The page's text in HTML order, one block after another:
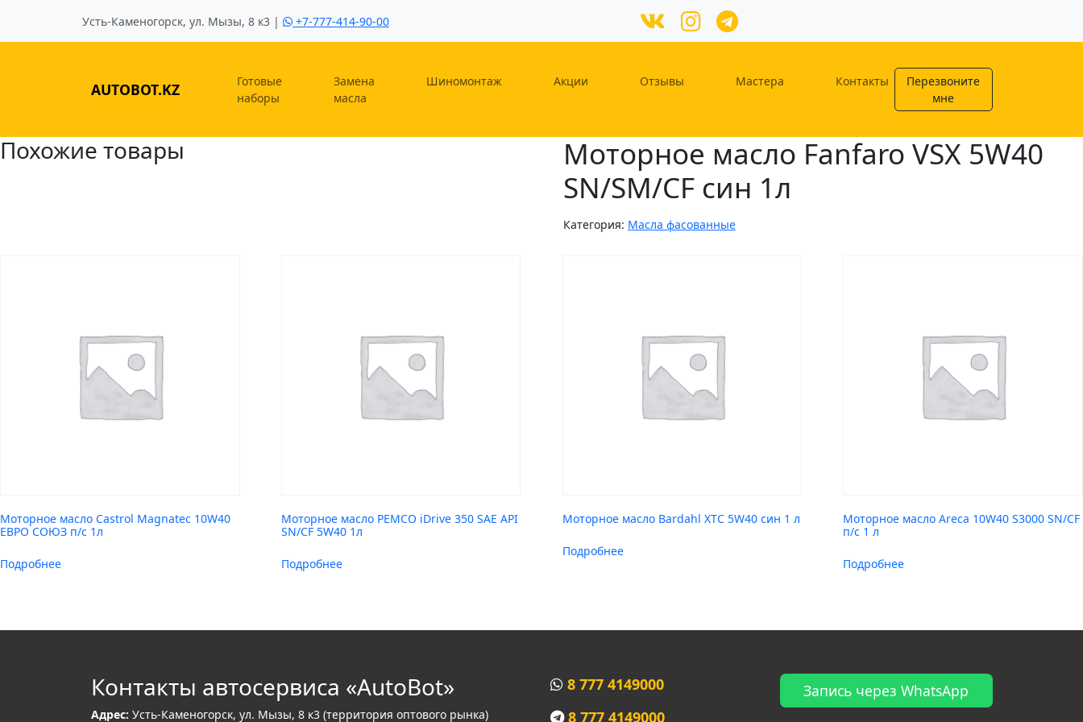
Усть-Каменогорск, ул. Мызы, 8 к3 | +7-777-414-90-00
AUTOBOT.KZ
Готовые
наборы
Замена
масла
Шиномонтаж Акции Отзывы Мастера Контакты
Перезвоните
мне
Моторное масло Fanfaro VSX 5W40
SN/SM/CF син 1л
Категория: Масла фасованные
Похожие товары
Моторное масло Castrol Magnatec 10W40
ЕВРО СОЮЗ п/с 1л
Подробнее
Моторное масло PEMCO iDrive 350 SAE API
SN/CF 5W40 1л
Подробнее
Моторное масло Bardahl XTC 5W40 син 1 л
Подробнее
Моторное масло Areca 10W40 S3000 SN/CF
п/с 1 л
Подробнее
Контакты автосервиса «AutoBot»
Адрес: Усть-Каменогорск, ул. Мызы, 8 к3 (территория оптового рынка)
8 777 4149000
8 777 4149000
Запись через WhatsApp